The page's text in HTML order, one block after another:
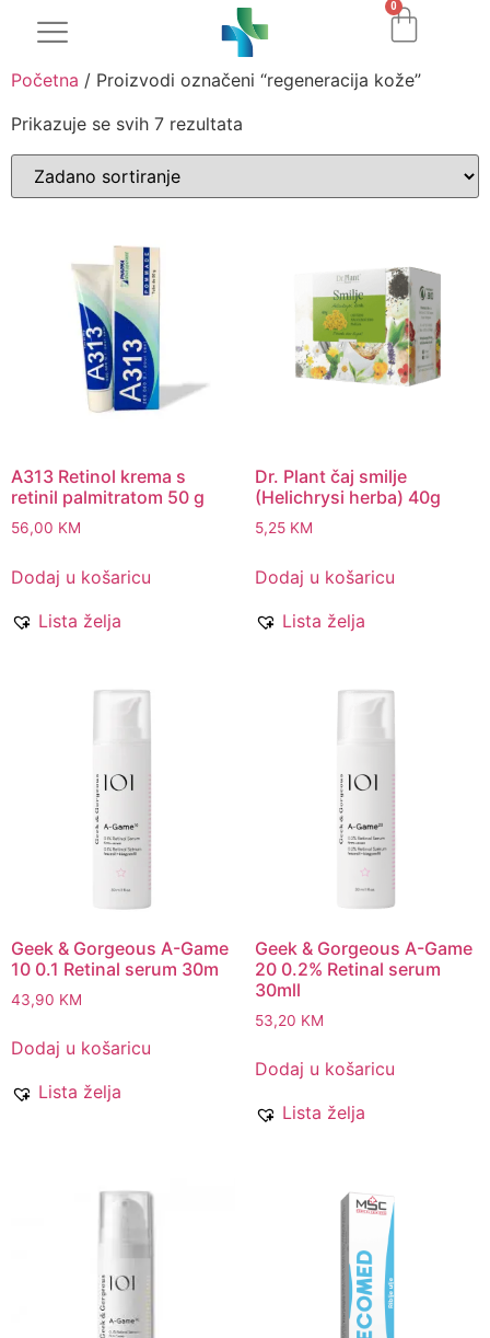
0
Početna / Proizvodi označeni “regeneracija kože”
Prikazuje se svih 7 rezultata
A313 Retinol krema s
retinil palmitratom 50 g
56,00 KM
Dodaj u košaricu
Lista želja
Dr. Plant čaj smilje
(Helichrysi herba) 40g
5,25 KM
Dodaj u košaricu
Lista želja
Geek & Gorgeous A-Game
10 0.1 Retinal serum 30m
43,90 KM
Dodaj u košaricu
Lista želja
Geek & Gorgeous A-Game
20 0.2% Retinal serum
30mll
53,20 KM
Dodaj u košaricu
Lista želja